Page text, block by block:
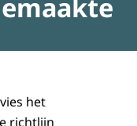
het
richtlijn